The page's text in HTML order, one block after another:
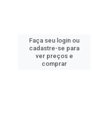
Faça seu login ou
cadastre-se para
ver preços e
comprar